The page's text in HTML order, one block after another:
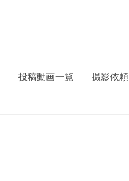
投稿動画一覧 撮影依頼